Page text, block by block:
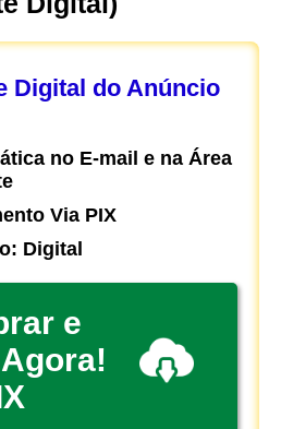
Digital do Anúncio
no E-mail e na Área
Via PIX
Digital
e